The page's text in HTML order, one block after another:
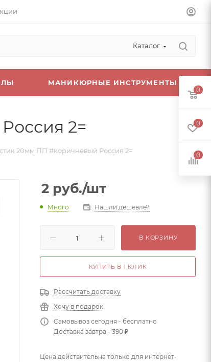
Каталог
МАНИКЮРНЫЕ ИНСТРУМЕНТЫ
2=
20мм ПП #коричневый Россия 2=
2 руб./шт
Много Нашли дешевле?
В КОРЗИНУ
КУПИТЬ В 1 КЛИК
Рассчитать доставку
Хочу в подарок
Самовывоз сегодня - бесплатно
Доставка завтра - 390 ₽
Цена действительна только для интернет-
0
0
0